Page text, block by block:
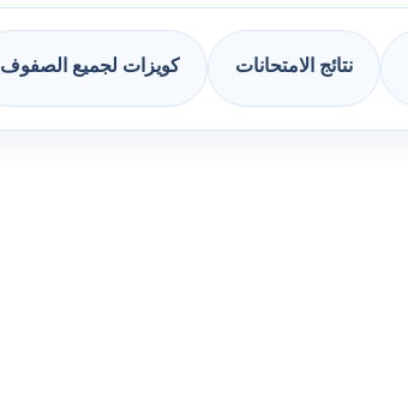
نتائج الامتحانات كويزات لجميع الصفوف